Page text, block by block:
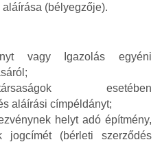
(bélyegzője).
vagy Igazolás egyéni
esetében
aláírási címpéldányt;
helyt adó építmény,
jogcímét (bérleti szerződés